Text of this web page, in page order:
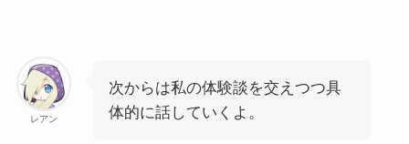
レアン
次からは私の体験談を交えつつ具
体的に話していくよ。